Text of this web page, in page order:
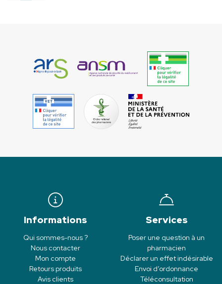
Informations
Qui sommes-nous ?
Nous contacter
Mon compte
Retours produits
Avis clients
Services
Poser une question à un
pharmacien
Déclarer un effet indésirable
Envoi d’ordonnance
Téléconsultation